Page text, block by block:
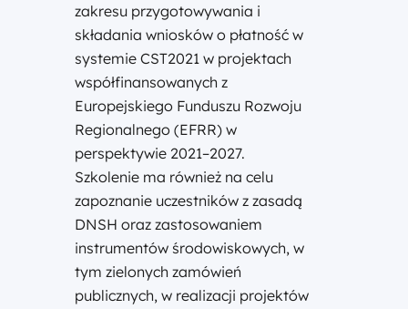
zakresu przygotowywania i
składania wniosków o płatność w
systemie CST2021 w projektach
współfinansowanych z
Europejskiego Funduszu Rozwoju
Regionalnego (EFRR) w
perspektywie 2021–2027.
Szkolenie ma również na celu
zapoznanie uczestników z zasadą
DNSH oraz zastosowaniem
instrumentów środowiskowych, w
tym zielonych zamówień
publicznych, w realizacji projektów